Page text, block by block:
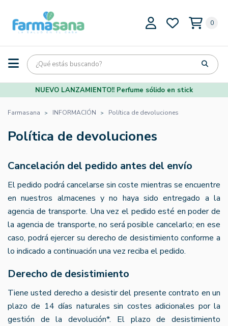
0
NUEVO LANZAMIENTO!! Perfume sólido en stick
Farmasana INFORMACIÓN Política de devoluciones
Política de devoluciones
Cancelación del pedido antes del envío
El pedido podrá cancelarse sin coste mientras se encuentre
en nuestros almacenes y no haya sido entregado a la
agencia de transporte. Una vez el pedido esté en poder de
la agencia de transporte, no será posible cancelarlo; en ese
caso, podrá ejercer su derecho de desistimiento conforme a
lo indicado a continuación una vez reciba el pedido.
Derecho de desistimiento
Tiene usted derecho a desistir del presente contrato en un
plazo de 14 días naturales sin costes adicionales por la
gestión de la devolución*. El plazo de desistimiento